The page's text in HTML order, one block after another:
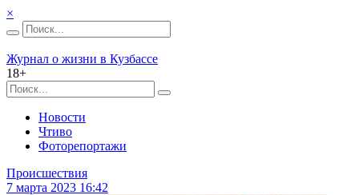
×
Журнал о жизни в Кузбассе
18+
Новости
Чтиво
Фоторепортажи
Происшествия
7 марта 2023 16:42